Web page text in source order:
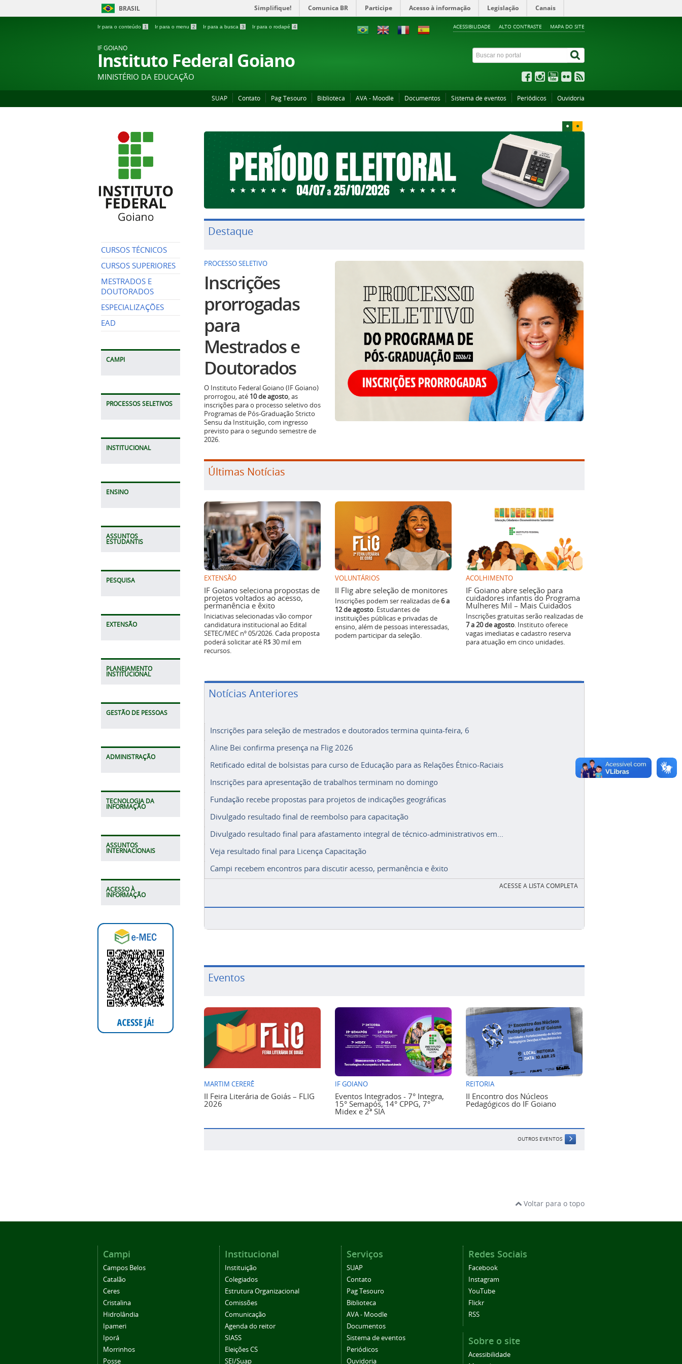
BRASIL Simplifique! Comunica BR Participe Acesso à informação Legislação Canais
Ir para o conteúdo 1 Ir para o menu 2 Ir para a busca 3 Ir para o rodapé 4 ACESSIBILIDADE ALTO CONTRASTE MAPA DO SITE
IF GOIANO
Instituto Federal Goiano
MINISTÉRIO DA EDUCAÇÃO
SUAP Contato Pag Tesouro Biblioteca AVA - Moodle Documentos Sistema de eventos Periódicos Ouvidoria
CURSOS TÉCNICOS
CURSOS SUPERIORES
MESTRADOS E
DOUTORADOS
ESPECIALIZAÇÕES
EAD
CAMPI
PROCESSOS SELETIVOS
INSTITUCIONAL
ENSINO
ASSUNTOS
ESTUDANTIS
PESQUISA
EXTENSÃO
PLANEJAMENTO
INSTITUCIONAL
GESTÃO DE PESSOAS
ADMINISTRAÇÃO
TECNOLOGIA DA
INFORMAÇÃO
ASSUNTOS
INTERNACIONAIS
ACESSO À
INFORMAÇÃO
Destaque
PROCESSO SELETIVO
Inscrições
prorrogadas
para
Mestrados e
Doutorados
O Instituto Federal Goiano (IF Goiano)
prorrogou, até 10 de agosto, as
inscrições para o processo seletivo dos
Programas de Pós-Graduação Stricto
Sensu da Instituição, com ingresso
previsto para o segundo semestre de
2026.
Últimas Notícias
EXTENSÃO
IF Goiano seleciona propostas de
projetos voltados ao acesso,
permanência e êxito
Iniciativas selecionadas vão compor
candidatura institucional ao Edital
SETEC/MEC nº 05/2026. Cada proposta
poderá solicitar até R$ 30 mil em
recursos.
VOLUNTÁRIOS
II Flig abre seleção de monitores
Inscrições podem ser realizadas de6 a
12 de agosto. Estudantes de
instituições públicas e privadas de
ensino, além de pessoas interessadas,
podem participar da seleção.
ACOLHIMENTO
IF Goiano abre seleção para
cuidadores infantis do Programa
Mulheres Mil – Mais Cuidados
Inscrições gratuitas serão realizadas de
7 a 20 de agosto. Instituto oferece
vagas imediatas e cadastro reserva
para atuação em cinco unidades.
Notícias Anteriores
Inscrições para seleção de mestrados e doutorados termina quinta-feira, 6
Aline Bei confirma presença na Flig 2026
Retificado edital de bolsistas para curso de Educação para as Relações Étnico-Raciais
Inscrições para apresentação de trabalhos terminam no domingo
Fundação recebe propostas para projetos de indicações geográficas
Divulgado resultado final de reembolso para capacitação
Divulgado resultado final para afastamento integral de técnico-administrativos em...
Veja resultado final para Licença Capacitação
Campi recebem encontros para discutir acesso, permanência e êxito
ACESSE A LISTA COMPLETA
Eventos
MARTIM CERERÊ
II Feira Literária de Goiás – FLIG
2026
IF GOIANO
Eventos Integrados - 7° Integra,
15° Semapós, 14° CPPG, 7°
Midex e 2ª SIA
REITORIA
II Encontro dos Núcleos
Pedagógicos do IF Goiano
OUTROS EVENTOS
Voltar para o topo
Campi
Campos Belos
Catalão
Ceres
Cristalina
Hidrolândia
Ipameri
Iporá
Morrinhos
Posse
Institucional
Instituição
Colegiados
Estrutura Organizacional
Comissões
Comunicação
Agenda do reitor
SIASS
Eleições CS
SEI/Suap
Serviços
SUAP
Contato
Pag Tesouro
Biblioteca
AVA - Moodle
Documentos
Sistema de eventos
Periódicos
Ouvidoria
Redes Sociais
Facebook
Instagram
YouTube
Flickr
RSS
Sobre o site
Acessibilidade